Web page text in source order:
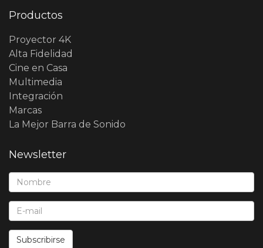
Productos
Proyector 4K
Alta Fidelidad
Cine en Casa
Multimedia
Integración
Marcas
La Mejor Barra de Sonido
Newsletter
Nombre*:
E-Mail*:
Subscribirse